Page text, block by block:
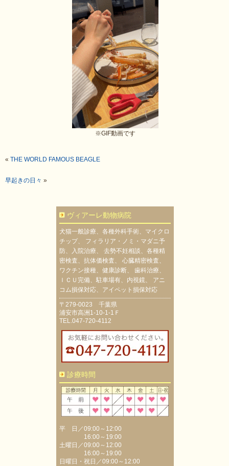
※GIF動画です
« THE WORLD FAMOUS BEAGLE
早起きの日々 »
ヴィアーレ動物病院
犬猫一般診療、各種外科手術、マイクロ
チップ、 フィラリア・ノミ・マダニ予
防、入院治療、 去勢不妊相談、各種精
密検査、抗体価検査、 心臓精密検査、
ワクチン接種、健康診断、 歯科治療、
ＩＣＵ完備、駐車場有、内視鏡、 アニ
コム損保対応、アイペット損保対応
〒279-0023 千葉県
浦安市高洲1-10-1-1Ｆ
TEL.047-720-4112
診療時間
平 日／09:00～12:00
16:00～19:00
土曜日／09:00～12:00
16:00～19:00
日曜日・祝日／09:00～12:00